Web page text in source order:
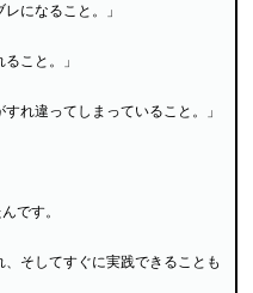
になること。」
こと。」
れ違ってしまっていること。」
です。
そしてすぐに実践できることも